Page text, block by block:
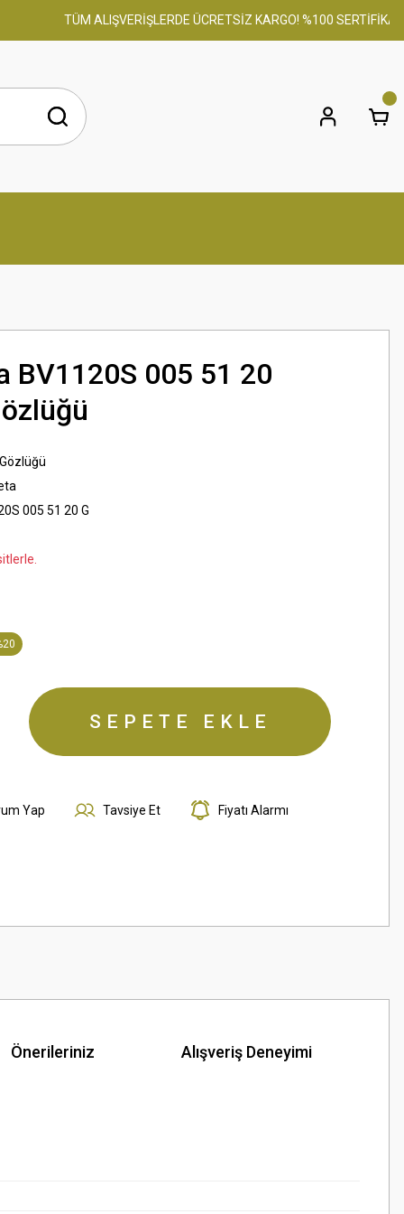
TÜM ALIŞVERİŞLERDE ÜCRETSİZ KARGO! %100 SERTİFİKALI
BV1120S 005 51 20
005 51 20 G
SEPETE EKLE
Yap Tavsiye Et Fiyatı Alarmı
Önerileriniz Alışveriş Deneyimi